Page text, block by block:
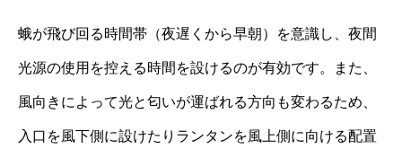
蛾が飛び回る時間帯（夜遅くから早朝）を意識し、夜間
光源の使用を控える時間を設けるのが有効です。また、
風向きによって光と匂いが運ばれる方向も変わるため、
入口を風下側に設けたりランタンを風上側に向ける配置